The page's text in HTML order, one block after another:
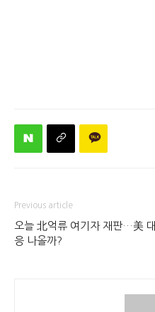
Previous article
오늘 北억류 여기자 재판…美 대
응 나올까?